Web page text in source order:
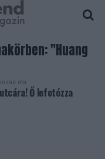
"Huang
óta
Ő lefotózza